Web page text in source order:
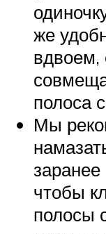
же
вдвоем,
полоса
Мы
заранее
чтобы
полосы